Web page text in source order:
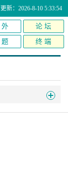
新：2026-8-10 5:33:54
外 论 坛
题 终 端